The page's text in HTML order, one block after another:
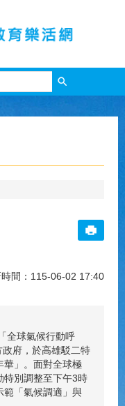
搜尋
時間：115-06-02 17:40
全球氣候行動呼
府，於高雄駁二特
華」。面對全球極
特別調整至下午3時
範「氣候調適」與